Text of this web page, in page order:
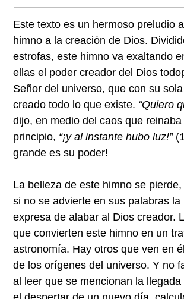
Este texto es un hermoso preludio
himno a la creación de Dios.
estrofas, este himno va exaltando
ellas el poder creador del Dios
Señor del universo, que con su
creado todo lo que existe. “Quiero
dijo, en medio del caos que reinaba
principio, “¡y al instante hubo luz!”
grande es su poder!
La belleza de este himno se
si no se advierte en sus palabras la
expresa de alabar al Dios creador.
que convierten este himno en un
astronomía. Hay otros que ven en
de los orígenes del universo. Y no
al leer que se mencionan la